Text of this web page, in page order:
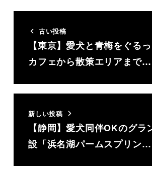
古い投稿
【東京】愛犬と青梅をぐる
カフェから散策エリアまで…
新しい投稿
【静岡】愛犬同伴OKのグラ
設「浜名湖パームスプリン…